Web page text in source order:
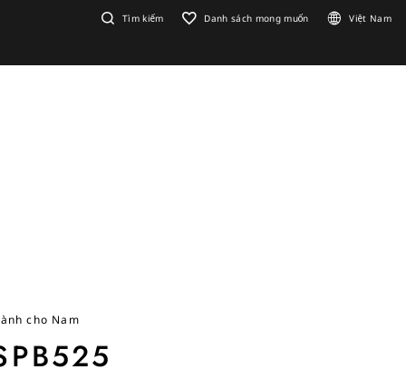
Tìm kiếm Danh sách mong muốn Việt Nam
cho Nam